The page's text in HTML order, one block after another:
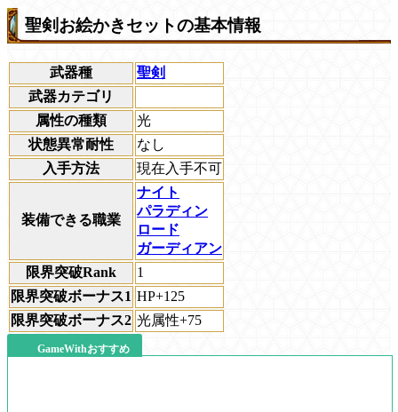
聖剣お絵かきセットの基本情報
武器種
聖剣
武器カテゴリ
属性の種類
光
状態異常耐性
なし
入手方法
現在入手不可
装備できる職業
ナイト
パラディン
ロード
ガーディアン
限界突破Rank
1
限界突破ボーナス1 HP+125
限界突破ボーナス2 光属性+75
GameWithおすすめ